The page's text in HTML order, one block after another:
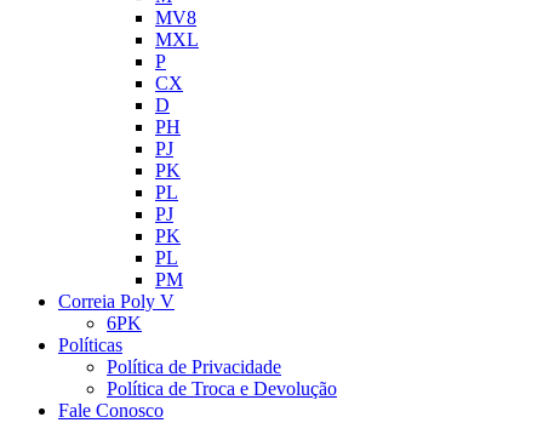
MV8
MXL
P
CX
D
PH
PJ
PK
PL
PJ
PK
PL
PM
Correia Poly V
6PK
Políticas
Política de Privacidade
Política de Troca e Devolução
Fale Conosco